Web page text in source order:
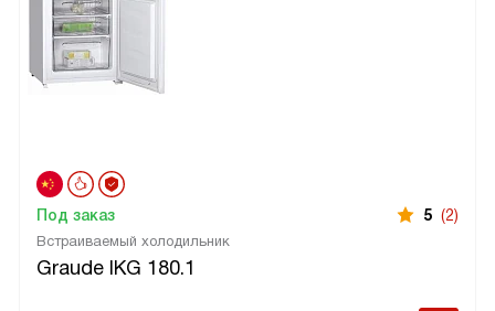
Встраиваемый холодильник
Graude IKG 180.1
Под заказ 5 (2)